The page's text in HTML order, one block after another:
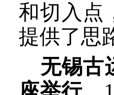
和切入点
提供了思
无锡古